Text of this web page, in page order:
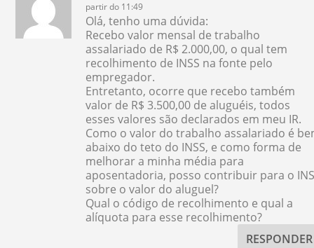
Mais um pouco sobre a retenção de INSS
Simples Nacional
partir do 11:49
Olá, tenho uma dúvida:
Recebo valor mensal de trabalho
assalariado de R$ 2.000,00, o qual tem
recolhimento de INSS na fonte pelo
empregador.
Entretanto, ocorre que recebo também
valor de R$ 3.500,00 de aluguéis, todos
esses valores são declarados em meu IR.
Como o valor do trabalho assalariado é
abaixo do teto do INSS, e como forma de
melhorar a minha média para
aposentadoria, posso contribuir para o
sobre o valor do aluguel?
Qual o código de recolhimento e qual a
alíquota para esse recolhimento?
RESPONDER